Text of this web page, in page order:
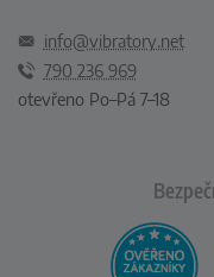
info@vibratory.net
790 236 969
otevřeno Po–Pá 7–18